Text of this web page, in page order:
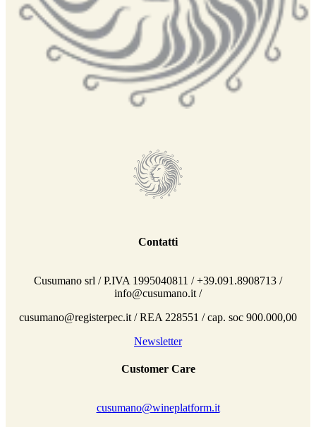
Contatti
Cusumano srl / P.IVA 1995040811 / +39.091.8908713 /
info@cusumano.it /
cusumano@registerpec.it / REA 228551 / cap. soc 900.000,00
Newsletter
Customer Care
cusumano@wineplatform.it